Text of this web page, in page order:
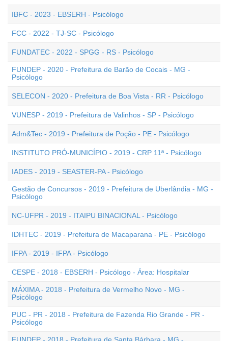
IBFC - 2023 - EBSERH - Psicólogo
FCC - 2022 - TJ-SC - Psicólogo
FUNDATEC - 2022 - SPGG - RS - Psicólogo
FUNDEP - 2020 - Prefeitura de Barão de Cocais - MG -
Psicólogo
SELECON - 2020 - Prefeitura de Boa Vista - RR - Psicólogo
VUNESP - 2019 - Prefeitura de Valinhos - SP - Psicólogo
Adm&Tec - 2019 - Prefeitura de Poção - PE - Psicólogo
INSTITUTO PRÓ-MUNICÍPIO - 2019 - CRP 11ª - Psicólogo
IADES - 2019 - SEASTER-PA - Psicólogo
Gestão de Concursos - 2019 - Prefeitura de Uberlândia - MG -
Psicólogo
NC-UFPR - 2019 - ITAIPU BINACIONAL - Psicólogo
IDHTEC - 2019 - Prefeitura de Macaparana - PE - Psicólogo
IFPA - 2019 - IFPA - Psicólogo
CESPE - 2018 - EBSERH - Psicólogo - Área: Hospitalar
MÁXIMA - 2018 - Prefeitura de Vermelho Novo - MG -
Psicólogo
PUC - PR - 2018 - Prefeitura de Fazenda Rio Grande - PR -
Psicólogo